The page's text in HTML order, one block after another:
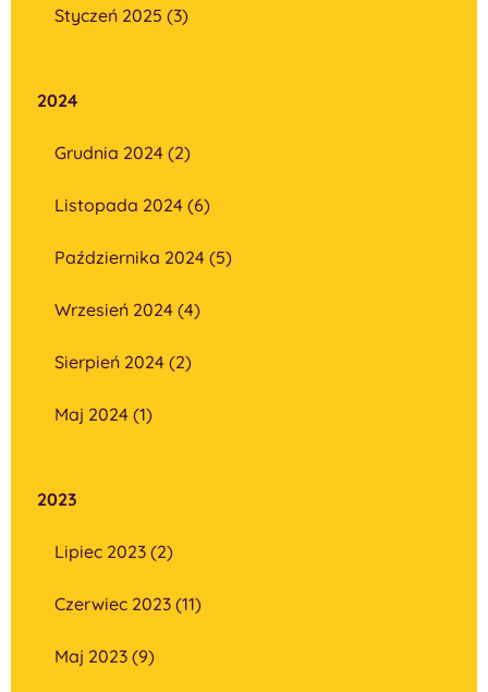
Styczeń 2025 (3)
2024
Grudnia 2024 (2)
Listopada 2024 (6)
Października 2024 (5)
Wrzesień 2024 (4)
Sierpień 2024 (2)
Maj 2024 (1)
2023
Lipiec 2023 (2)
Czerwiec 2023 (11)
Maj 2023 (9)